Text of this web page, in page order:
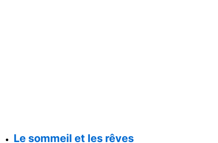
Le sommeil et les rêves